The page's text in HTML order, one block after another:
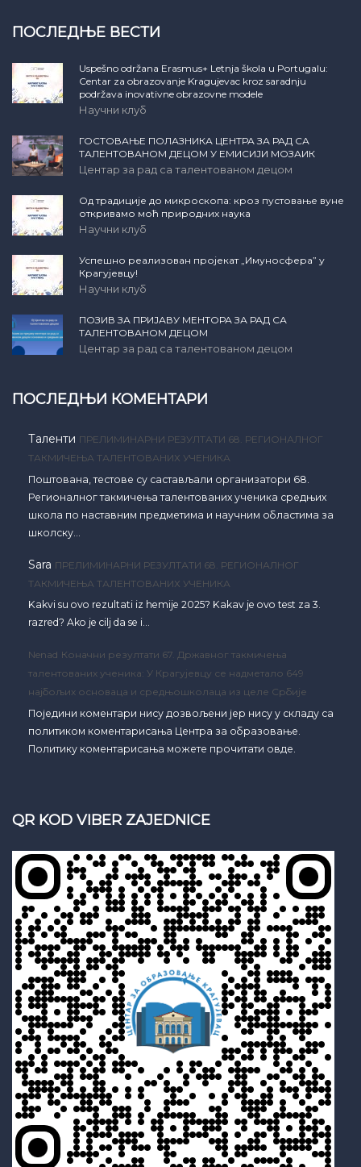
ПОСЛЕДЊЕ ВЕСТИ
Uspešno održana Erasmus+ Letnja škola u Portugalu:
Centar za obrazovanje Kragujevac kroz saradnju
podržava inovativne obrazovne modele
Научни клуб
ГОСТОВАЊЕ ПОЛАЗНИКА ЦЕНТРА ЗА РАД СА
ТАЛЕНТОВАНОМ ДЕЦОМ У ЕМИСИЈИ МОЗАИК
Центар за рад са талентованом децом
Од традиције до микроскопа: кроз пустовање вуне
откривамо моћ природних наука
Научни клуб
Успешно реализован пројекат „Имуносфера” у
Крагујевцу!
Научни клуб
ПОЗИВ ЗА ПРИЈАВУ МЕНТОРА ЗА РАД СА
ТАЛЕНТОВАНОМ ДЕЦОМ
Центар за рад са талентованом децом
ПОСЛЕДЊИ КОМЕНТАРИ
Таленти ПРЕЛИМИНАРНИ РЕЗУЛТАТИ 68. РЕГИОНАЛНОГ
ТАКМИЧЕЊА ТАЛЕНТОВАНИХ УЧЕНИКА
Поштована, тестове су састављали организатори 68.
Регионалног такмичења талентованих ученика средњих
школа по наставним предметима и научним областима за
школску…
Sara ПРЕЛИМИНАРНИ РЕЗУЛТАТИ 68. РЕГИОНАЛНОГ
ТАКМИЧЕЊА ТАЛЕНТОВАНИХ УЧЕНИКА
Kakvi su ovo rezultati iz hemije 2025? Kakav je ovo test za 3.
razred? Ako je cilj da se i…
Nenad Коначни резултати 67. Државног такмичења
талентованих ученика: У Крагујевцу се надметало 649
најбољих основаца и средњошколаца из целе Србије
Поједини коментари нису дозвољени јер нису у складу са
политиком коментарисања Центра за образовање.
Политику коментарисања можете прочитати овде.
QR KOD VIBER ZAJEDNICE